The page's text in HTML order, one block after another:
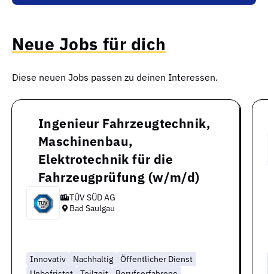
Neue Jobs für dich
Diese neuen Jobs passen zu deinen Interessen.
Ingenieur Fahrzeugtechnik,
Maschinenbau,
Elektrotechnik für die
Fahrzeugprüfung (w/m/d)
TÜV SÜD AG
Bad Saulgau
Innovativ Nachhaltig
Öffentlicher Dienst